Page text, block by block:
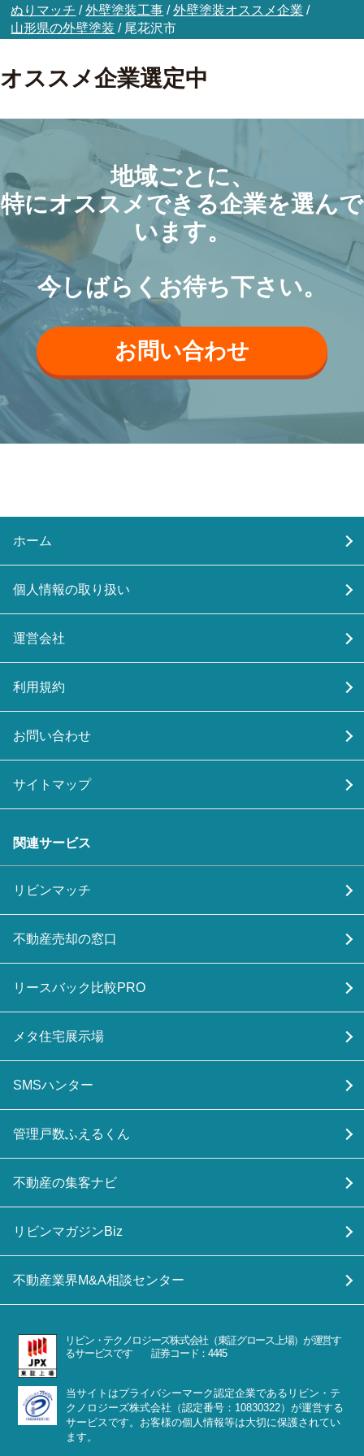
ぬりマッチ /外壁塗装工事 /外壁塗装オススメ企業 /
山形県の外壁塗装 / 尾花沢市
オススメ企業選定中
地域ごとに、
特にオススメできる企業を選んで
います。
今しばらくお待ち下さい。
お問い合わせ
ホーム
個人情報の取り扱い
運営会社
利用規約
お問い合わせ
サイトマップ
関連サービス
リビンマッチ
不動産売却の窓口
リースバック比較PRO
メタ住宅展示場
SMSハンター
管理戸数ふえるくん
不動産の集客ナビ
リビンマガジンBiz
不動産業界M&A相談センター
リビン・テクノロジーズ株式会社（東証グロース上場）が運営す
るサービスです 証券コード：4445
当サイトはプライバシーマーク認定企業であるリビン・テ
クノロジーズ株式会社（認定番号：10830322）が運営する
サービスです。お客様の個人情報等は大切に保護されてい
ます。